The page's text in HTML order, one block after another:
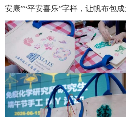
安康”“平安喜乐”字样，让帆布包